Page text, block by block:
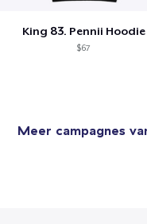
King 83. Pennii Hoodie
$67
Meer campagnes